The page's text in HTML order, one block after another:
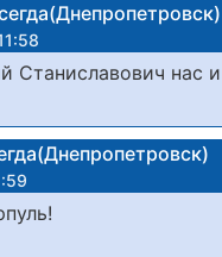
Станиславович нас